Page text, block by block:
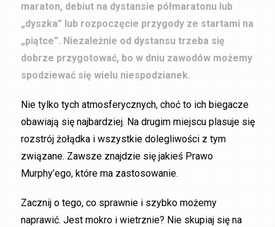
maraton, debiut na dystansie półmaratonu lub
„dyszka” lub rozpoczęcie przygody ze startami na
„piątce”. Niezależnie od dystansu trzeba się
dobrze przygotować, bo w dniu zawodów możemy
spodziewać się wielu niespodzianek.
Nie tylko tych atmosferycznych, choć to ich biegacze
obawiają się najbardziej. Na drugim miejscu plasuje się
rozstrój żołądka i wszystkie dolegliwości z tym
związane. Zawsze znajdzie się jakieś Prawo
Murphy’ego, które ma zastosowanie.
Zacznij o tego, co sprawnie i szybko możemy
naprawić. Jest mokro i wietrznie? Nie skupiaj się na